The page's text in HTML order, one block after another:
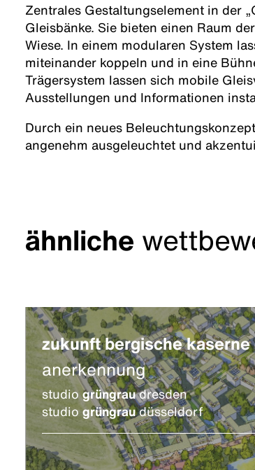
Zentrales Gestaltungselement in der
Gleisbänke. Sie bieten einen Raum
Wiese. In einem modularen System
miteinander koppeln und in eine
Trägersystem lassen sich mobile
Ausstellungen und Informationen
Durch ein neues
angenehm ausgeleuchtet und
ähnliche
zukunft bergische
anerkennung
studiogrüngraudresden
studiogrüngraudüsseldorf